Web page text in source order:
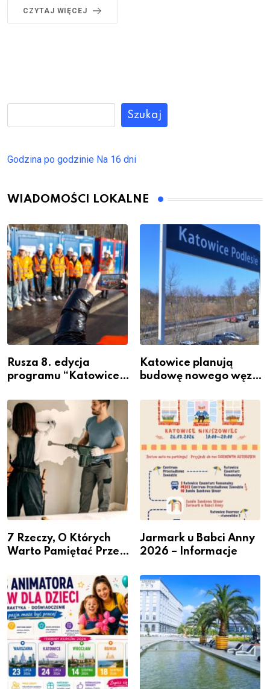
CZYTAJ WIĘCEJ
Szukaj
Godzina po godzinie Na 16 dni
WIADOMOŚCI LOKALNE
Rusza 8. edycja
programu “Katowice
– nabór dla
przedsiębiorców
Katowice planują
budowę nowego węzła
Podlesiu
7 Rzeczy, O Których
Warto Pamiętać Przed
Jarmark u Babci Anny
2026 – Informacje